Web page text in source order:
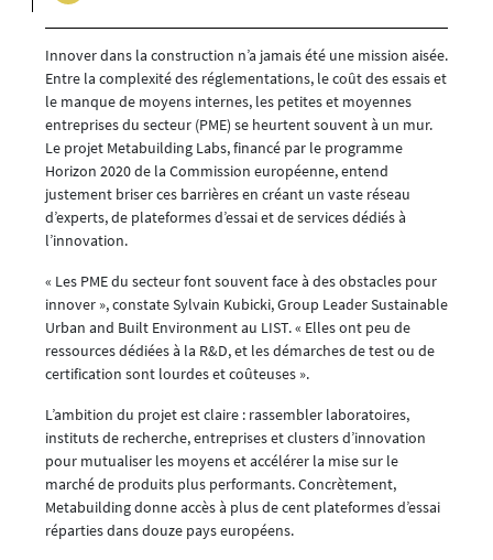
Innover dans la construction n’a jamais été une mission aisée.
Entre la complexité des réglementations, le coût des essais et
le manque de moyens internes, les petites et moyennes
entreprises du secteur (PME) se heurtent souvent à un mur.
Le projet Metabuilding Labs, financé par le programme
Horizon 2020 de la Commission européenne, entend
justement briser ces barrières en créant un vaste réseau
d’experts, de plateformes d’essai et de services dédiés à
l’innovation.
« Les PME du secteur font souvent face à des obstacles pour
innover », constate Sylvain Kubicki, Group Leader Sustainable
Urban and Built Environment au LIST. « Elles ont peu de
ressources dédiées à la R&D, et les démarches de test ou de
certification sont lourdes et coûteuses ».
L’ambition du projet est claire : rassembler laboratoires,
instituts de recherche, entreprises et clusters d’innovation
pour mutualiser les moyens et accélérer la mise sur le
marché de produits plus performants. Concrètement,
Metabuilding donne accès à plus de cent plateformes d’essai
réparties dans douze pays européens.